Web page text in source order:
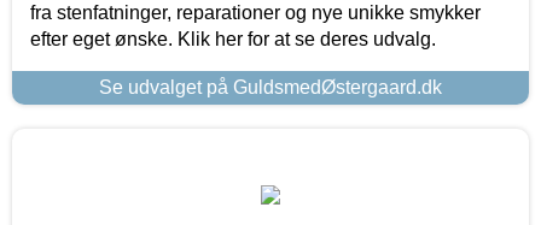
fra stenfatninger, reparationer og nye unikke smykker
efter eget ønske. Klik her for at se deres udvalg.
Se udvalget på GuldsmedØstergaard.dk